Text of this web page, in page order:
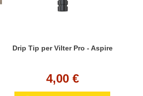
Drip Tip per Vilter Pro - Aspire
4,00 €